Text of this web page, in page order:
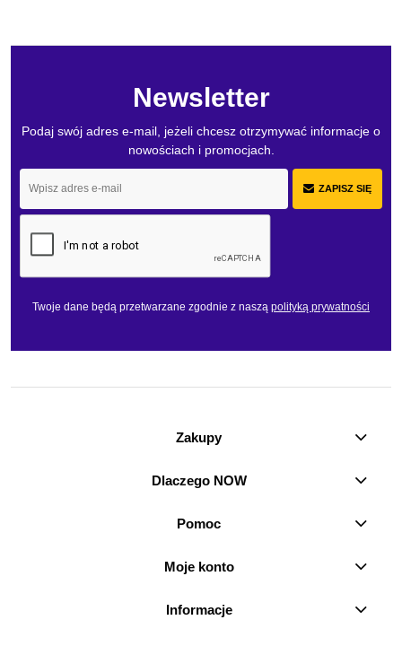
Newsletter
Podaj swój adres e-mail, jeżeli chcesz otrzymywać informacje o
nowościach i promocjach.
ZAPISZ SIĘ
Twoje dane będą przetwarzane zgodnie z naszą polityką prywatności
Zakupy
Dlaczego NOW
Pomoc
Moje konto
Informacje